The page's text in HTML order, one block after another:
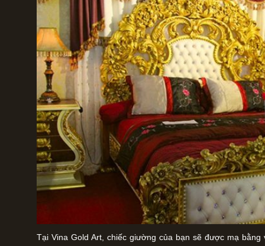
Tại Vina Gold Art, chiếc giường của bạn sẽ được mạ